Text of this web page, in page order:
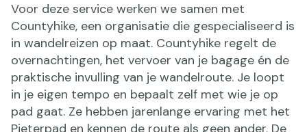
Voor deze service werken we samen met
Countyhike, een organisatie die gespecialiseerd is
in wandelreizen op maat. Countyhike regelt de
overnachtingen, het vervoer van je bagage én de
praktische invulling van je wandelroute. Je loopt
in je eigen tempo en bepaalt zelf met wie je op
pad gaat. Ze hebben jarenlange ervaring met het